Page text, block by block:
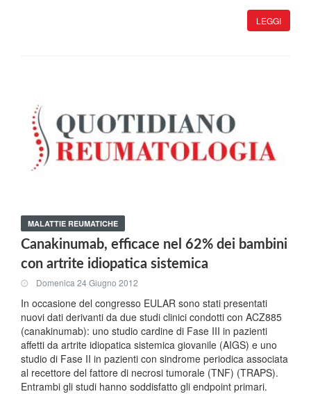
LEGGI
MALATTIE REUMATICHE
Canakinumab, efficace nel 62% dei bambini
con artrite idiopatica sistemica
Domenica 24 Giugno 2012
In occasione del congresso EULAR sono stati presentati
nuovi dati derivanti da due studi clinici condotti con ACZ885
(canakinumab): uno studio cardine di Fase III in pazienti
affetti da artrite idiopatica sistemica giovanile (AIGS) e uno
studio di Fase II in pazienti con sindrome periodica associata
al recettore del fattore di necrosi tumorale (TNF) (TRAPS).
Entrambi gli studi hanno soddisfatto gli endpoint primari.